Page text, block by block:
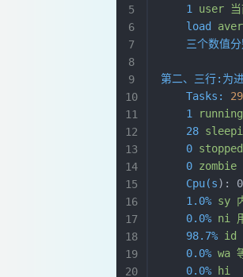
    1
user
    load
三个数值
第二、三行:为
    Tasks:
29
    1
running
    28
    0
stopped
    0
zombie
    Cpu(s
):
    1.0%
sy
    0.0%
ni
    98.7%
id
    0.0%
wa
    0.0%
hi